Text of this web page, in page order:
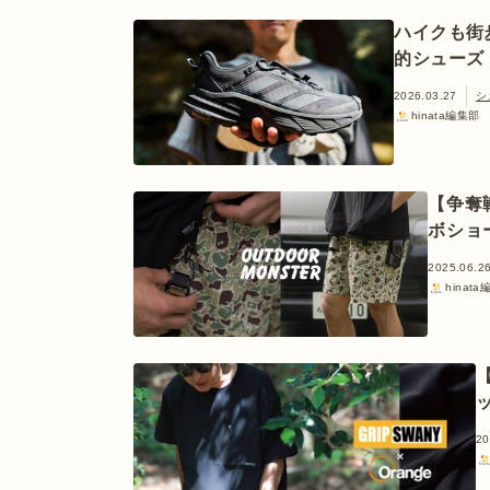
ハイクも街
的シュー
2026.03.27
シ
hinata編集部
【争
ボショ
hinata